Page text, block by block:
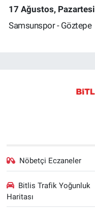
17 Ağustos, Pazartesi
Samsunspor - Göztepe
Nöbetçi Eczaneler
Bitlis Trafik Yoğunluk
Haritası